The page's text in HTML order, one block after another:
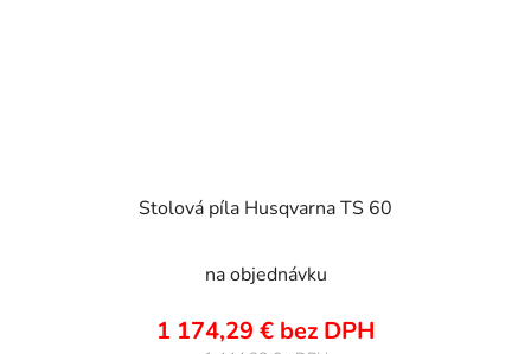
Stolová píla Husqvarna TS 60
na objednávku
1 174,29 € bez DPH